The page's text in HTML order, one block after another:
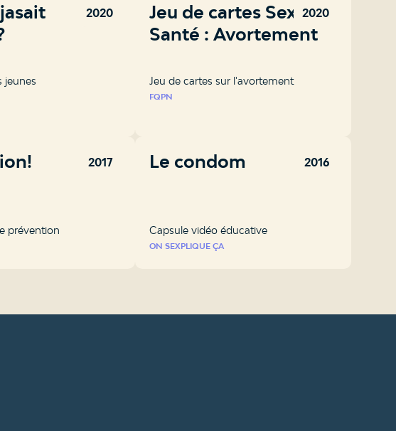
2020
jeunes
2020
Jeu de cartes Sexe &
Santé : Avortement
Jeu de cartes sur l'avortement
FQPN
2017
prévention
2016
Le condom
Capsule vidéo éducative
ON SEXPLIQUE ÇA